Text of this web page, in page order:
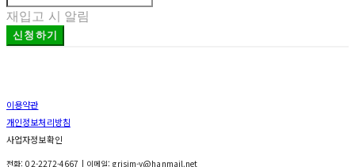
재입고 시 알림
신청하기
이용약관
개인정보처리방침
사업자정보확인
전화: 02-2272-4667 | 이메일: grisim-y@hanmail.net